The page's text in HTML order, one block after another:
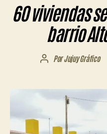
60 viviendas
barrio
Autor
entrada
PorJujuy Gráfico